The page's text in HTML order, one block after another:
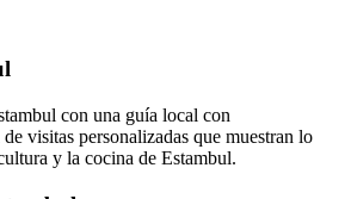
con una guía local con
visitas personalizadas que muestran lo
y la cocina de Estambul.